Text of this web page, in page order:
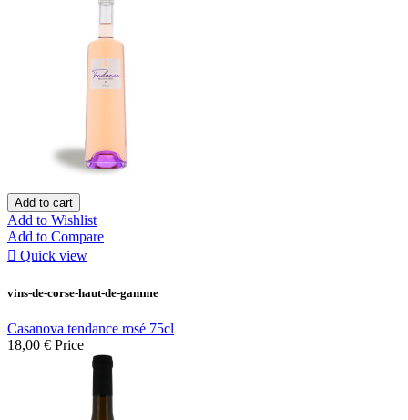
Add to cart
Add to Wishlist
Add to Compare
 Quick view
vins-de-corse-haut-de-gamme
Casanova tendance rosé 75cl
18,00 € Price